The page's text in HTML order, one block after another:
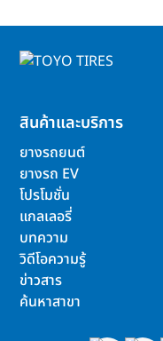
สินค้าและบริการ
ยางรถยนต์
ยางรถ EV
โปรโมชั่น
แกลเลอรี่
บทความ
วิดีโอความรู้
ข่าวสาร
ค้นหาสาขา